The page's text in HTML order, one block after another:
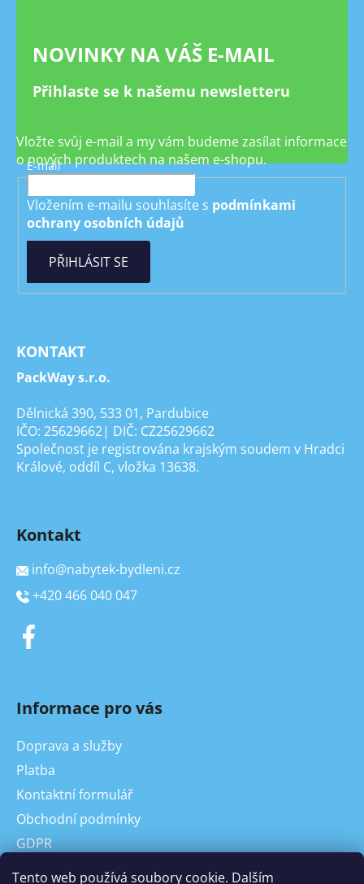
Tento web používá soubory cookie. Dalším
NOVINKY NA VÁŠ E-MAIL
Přihlaste se k našemu newsletteru
Vložte svůj e-mail a my vám budeme zasílat informace
o nových produktech na našem e-shopu.
E-mail
Vložením e-mailu souhlasíte s podmínkami
ochrany osobních údajů
PŘIHLÁSIT SE
KONTAKT
PackWay s.r.o.
Dělnická 390, 533 01, Pardubice
IČO: 25629662| DIČ: CZ25629662
Společnost je registrována krajským soudem v Hradci
Králové, oddíl C, vložka 13638.
Kontakt
info@nabytek-bydleni.cz
+420 466 040 047
Informace pro vás
Doprava a služby
Platba
Kontaktní formulář
Obchodní podmínky
GDPR
On-line odstoupení od kupní smlouvy, reklamace